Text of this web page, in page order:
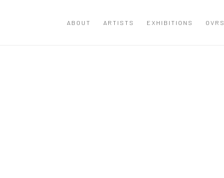
ABOUT ARTISTS EXHIBITIONS OVRS